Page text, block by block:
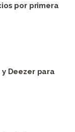
por primera
Deezer para